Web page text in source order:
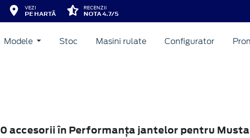
VEZI
PE HARTĂ
RECENZII
NOTA 4.7/5
Modele Stoc Masini rulate Configurator
0 accesorii în Performanţa jantelor pentru